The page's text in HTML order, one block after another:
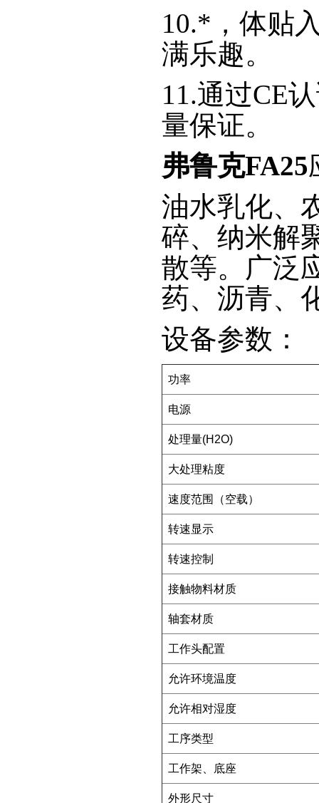
10.*，体贴
满乐趣。
11.通过CE
量保证。
弗鲁克FA25
油水乳化、
碎、纳米解
散等。广泛
药、沥青、
设备参数：
功率
电源
处理量(H2O)
大处理粘度
速度范围（空载）
转速显示
转速控制
接触物料材质
轴套材质
工作头配置
允许环境温度
允许相对湿度
工序类型
工作架、底座
外形尺寸